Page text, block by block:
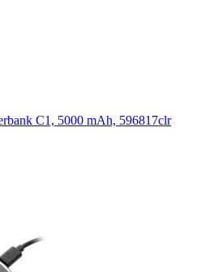
C1, 5000 mAh, 596817clr